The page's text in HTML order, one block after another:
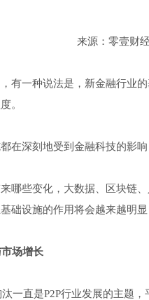
来源：零壹财
有一种说法是，新金融行业
。
在深刻地受到金融科技的影
哪些变化，大数据、区块链
础设施的作用将会越来越明
场增长
一直是P2P行业发展的主题